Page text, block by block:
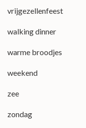
vrijgezellenfeest
walking dinner
warme broodjes
weekend
zee
zondag